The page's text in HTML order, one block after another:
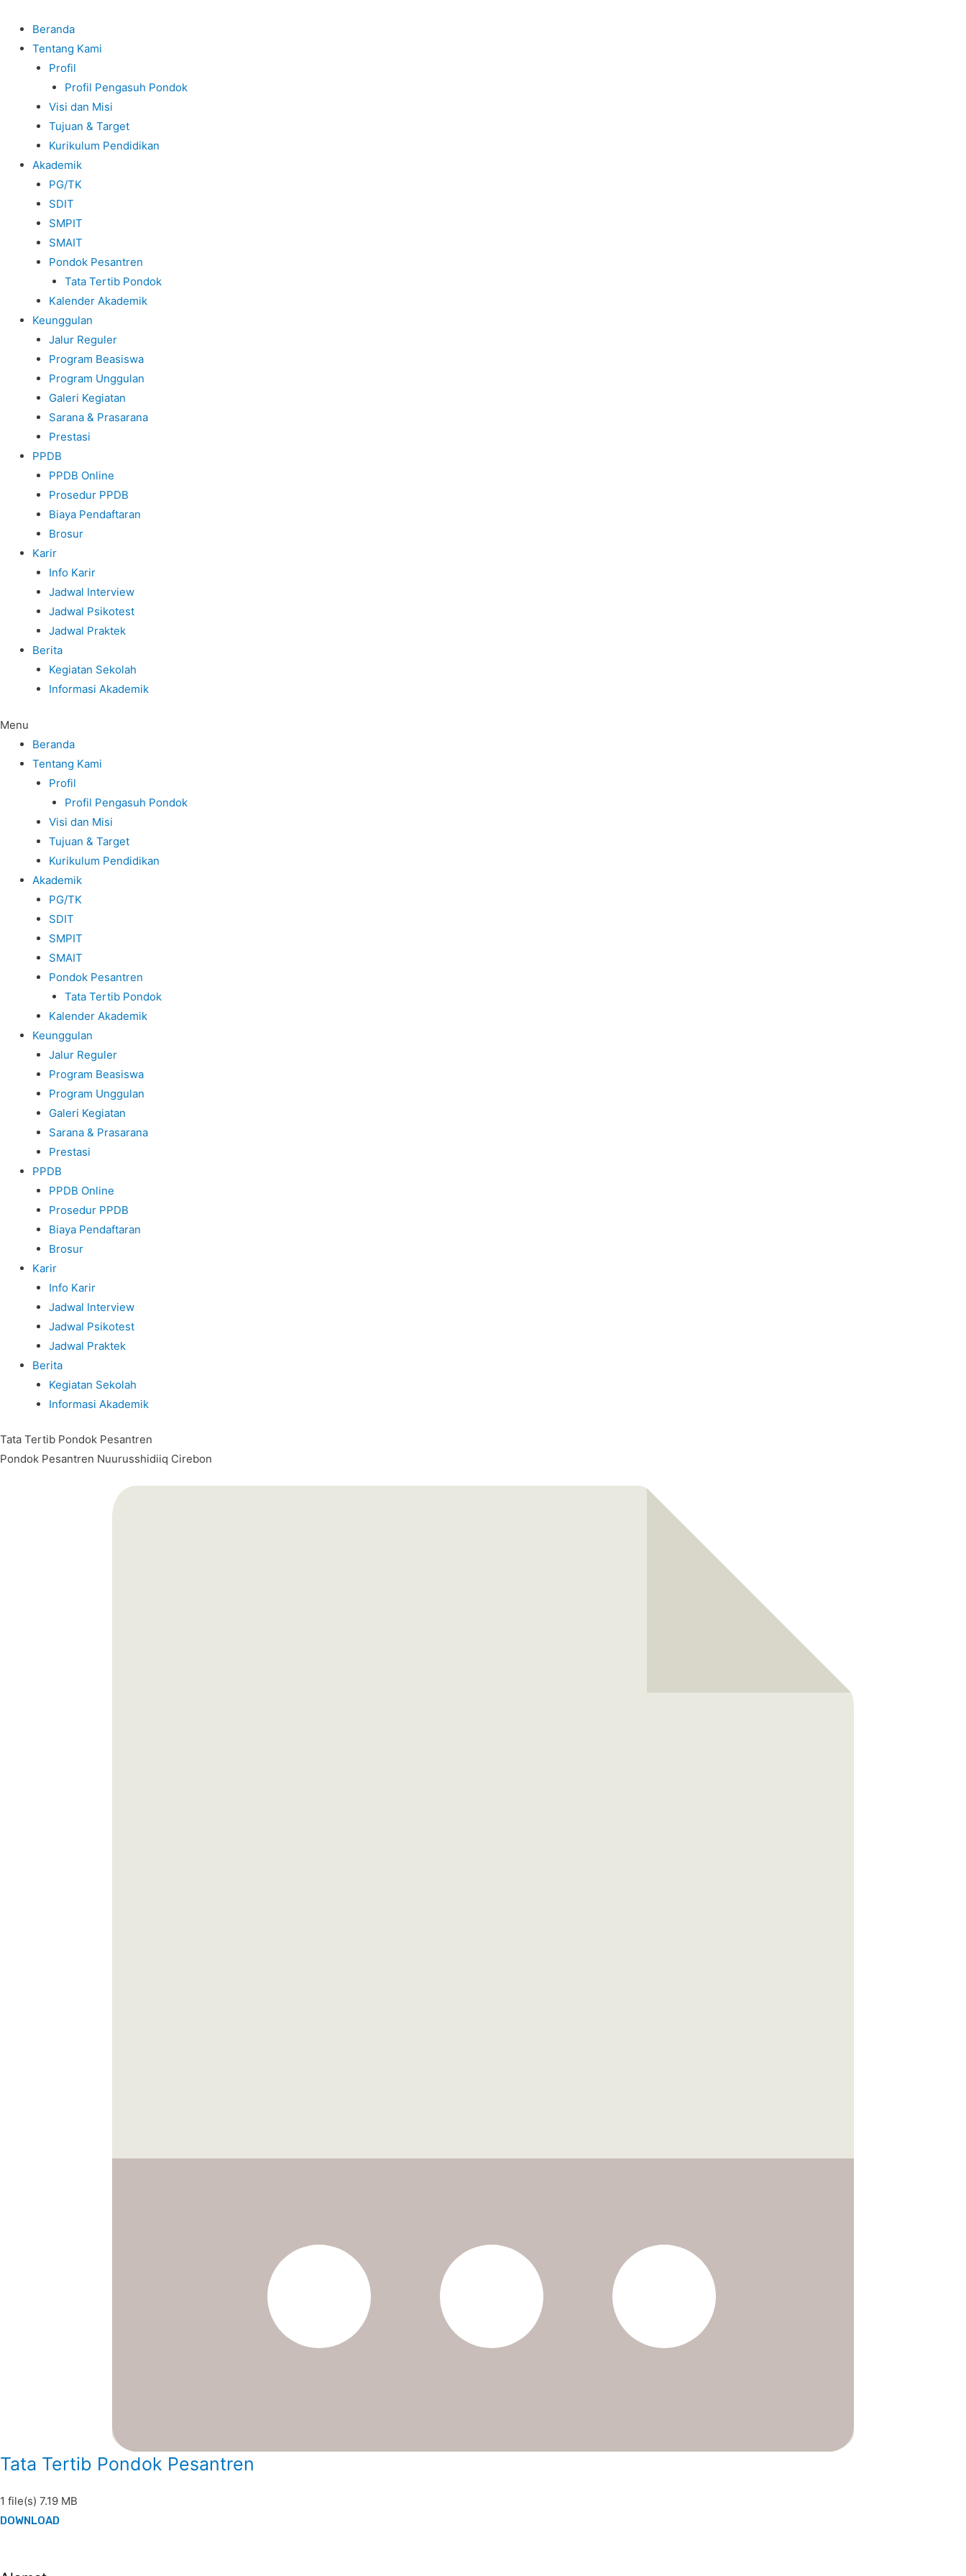
Beranda
Tentang Kami
Profil
Profil Pengasuh Pondok
Visi dan Misi
Tujuan & Target
Kurikulum Pendidikan
Akademik
PG/TK
SDIT
SMPIT
SMAIT
Pondok Pesantren
Tata Tertib Pondok
Kalender Akademik
Keunggulan
Jalur Reguler
Program Beasiswa
Program Unggulan
Galeri Kegiatan
Sarana & Prasarana
Prestasi
PPDB
PPDB Online
Prosedur PPDB
Biaya Pendaftaran
Brosur
Karir
Info Karir
Jadwal Interview
Jadwal Psikotest
Jadwal Praktek
Berita
Kegiatan Sekolah
Informasi Akademik
Menu
Beranda
Tentang Kami
Profil
Profil Pengasuh Pondok
Visi dan Misi
Tujuan & Target
Kurikulum Pendidikan
Akademik
PG/TK
SDIT
SMPIT
SMAIT
Pondok Pesantren
Tata Tertib Pondok
Kalender Akademik
Keunggulan
Jalur Reguler
Program Beasiswa
Program Unggulan
Galeri Kegiatan
Sarana & Prasarana
Prestasi
PPDB
PPDB Online
Prosedur PPDB
Biaya Pendaftaran
Brosur
Karir
Info Karir
Jadwal Interview
Jadwal Psikotest
Jadwal Praktek
Berita
Kegiatan Sekolah
Informasi Akademik
Tata Tertib Pondok Pesantren
Pondok Pesantren Nuurusshidiiq Cirebon
Tata Tertib Pondok Pesantren
1 file(s) 7.19 MB
DOWNLOAD